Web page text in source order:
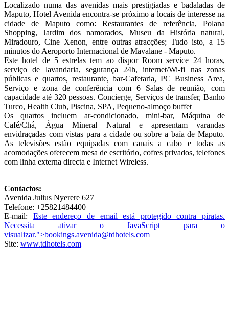
Localizado numa das avenidas mais prestigiadas e badaladas de
Maputo, Hotel Avenida encontra-se próximo a locais de interesse na
cidade de Maputo como: Restaurantes de referência, Polana
Shopping, Jardim dos namorados, Museu da História natural,
Miradouro, Cine Xenon, entre outras atracções; Tudo isto, a 15
minutos do Aeroporto Internacional de Mavalane - Maputo.
Este hotel de 5 estrelas tem ao dispor Room service 24 horas,
serviço de lavandaria, segurança 24h, internet/Wi-fi nas zonas
públicas e quartos, restaurante, bar-Cafetaria, PC Business Area,
Serviço e zona de conferência com 6 Salas de reunião, com
capacidade até 320 pessoas. Concierge, Serviços de transfer, Banho
Turco, Health Club, Piscina, SPA, Pequeno-almoço buffet
Os quartos incluem ar-condicionado, mini-bar, Máquina de
Café/Chá, Água Mineral Natural e apresentam varandas
envidraçadas com vistas para a cidade ou sobre a baía de Maputo.
As televisões estão equipadas com canais a cabo e todas as
acomodações oferecem mesa de escritório, cofres privados, telefones
com linha externa directa e Internet Wireless.
Contactos:
Avenida Julius Nyerere 627
Telefone: +25821484400
E-mail: Este endereço de email está protegido contra piratas.
Necessita ativar o JavaScript para o
visualizar.">bookings.avenida@tdhotels.com
Site: www.tdhotels.com